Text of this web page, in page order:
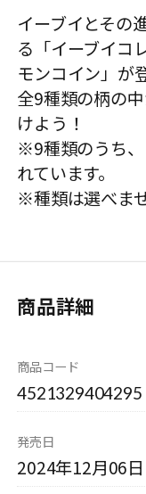
イーブイとその
る「イーブイコ
モンコイン」が
全9種類の柄の
けよう！
※9種類のうち
れています。
※種類は選べませ
商品詳細
商品コード
4521329404295
発売日
2024年12月06